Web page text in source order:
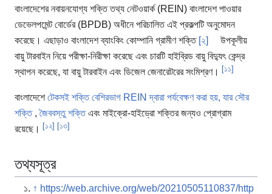
বাংলাদেশের নবায়নযোগ্য শক্তি তথ্য নেটওয়ার্ক (REIN) বাংলাদেশ পাওয়ার
ডেভেলপমেন্ট বোর্ডের (BPDB) অধীনে পরিচালিত এই প্রকল্পটি অনুমোদন
করেছে। এছাড়াও বাংলাদেশ ব্যাংকিং কোম্পানি গ্রামীণ শক্তি [২]
উপকূলীয়
বায়ু টারবাইন নিয়ে পরীক্ষা-নিরীক্ষা করেছে এবং চারটি হাইব্রিড বায়ু বিদ্যুৎ কেন্দ্র
স্থাপন করেছে, যা বায়ু টারবাইন এবং ডিজেল জেনারেটরের সংমিশ্রণ। [১১]
বাংলাদেশেটেকসই শক্তি বেশিরভাগ REIN দ্বারা পর্যবেক্ষণ করা হয়, যারসৌর
শক্তি,জৈববস্তু শক্তিএবং মাইক্রো-হাইড্রো শক্তির জন্যও প্রোগ্রাম
রয়েছে। [১২] [১৩]
তথ্যসূত্র
↑ https://web.archive.org/web/20210505110837/http